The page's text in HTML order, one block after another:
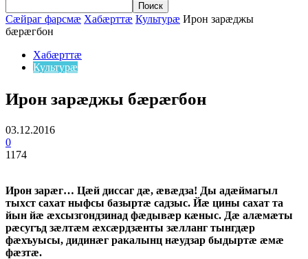
Сæйраг фарсмæ Хабæрттæ Культурæ Ирон зарæджы
бæрæгбон
Хабæрттæ
Культурæ
Ирон зарæджы бæрæгбон
03.12.2016
0
1174
Ирон зарæг… Цæй диссаг дæ, æвæдза! Ды адæймагыл
тыхст сахат ныфсы базыртæ садзыс. Йæ цины сахат та
йын йæ æхсызгондзинад фæдывæр кæныс. Дæ алæмæты
рæсугъд зæлтæм æхсæрдзæнты зæлланг тынгдæр
фæхъуысы, дидинæг ракалынц нæудзар быдыртæ æмæ
фæзтæ.